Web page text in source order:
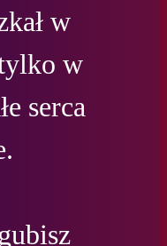
w
w
serca